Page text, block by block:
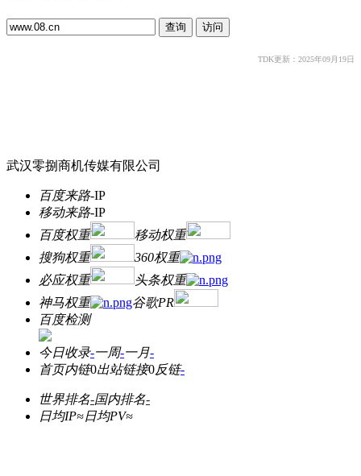
TDK更新：2025年09月19日
武汉零捌商机传媒有限公司
百度来路-IP
移动来路-IP
百度权重
移动权重
搜狗权重
360权重
必应权重
头条权重
神马权重
谷歌PR
百度检测
今日收录-一周-一月-
首页内链0出站链接0反链-
世界排名-国内排名-
日均IP≈日均PV≈